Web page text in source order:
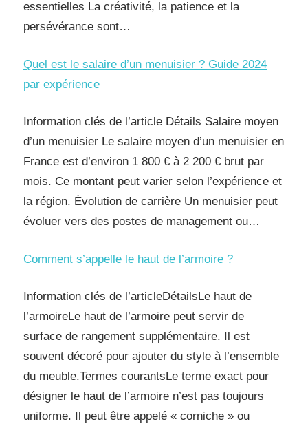
essentielles La créativité, la patience et la
persévérance sont…
Quel est le salaire d’un menuisier ? Guide 2024
par expérience
Information clés de l’article Détails Salaire moyen
d’un menuisier Le salaire moyen d’un menuisier en
France est d’environ 1 800 € à 2 200 € brut par
mois. Ce montant peut varier selon l’expérience et
la région. Évolution de carrière Un menuisier peut
évoluer vers des postes de management ou…
Comment s’appelle le haut de l’armoire ?
Information clés de l’articleDétailsLe haut de
l’armoireLe haut de l’armoire peut servir de
surface de rangement supplémentaire. Il est
souvent décoré pour ajouter du style à l’ensemble
du meuble.Termes courantsLe terme exact pour
désigner le haut de l’armoire n’est pas toujours
uniforme. Il peut être appelé « corniche » ou